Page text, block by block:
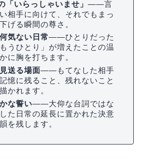
ビーを磨くヤチヨ
に、床に映る自分の姿を確か
を続ける姿は、本作の精神を
面。
「いらっしゃいませ」
――言
相手に向けて、それでもまっ
げる瞬間の尊さ。
気ない日常
――ひとりだった
うひとり」が増えたことの温
に胸を打ちます。
送る場面
――もてなした相手